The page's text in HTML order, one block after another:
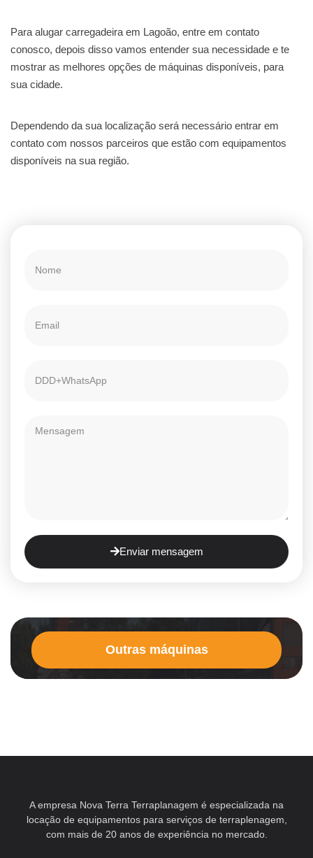
Para alugar carregadeira em Lagoão, entre em contato
conosco, depois disso vamos entender sua necessidade e te
mostrar as melhores opções de máquinas disponíveis, para
sua cidade.
Dependendo da sua localização será necessário entrar em
contato com nossos parceiros que estão com equipamentos
disponíveis na sua região.
Enviar mensagem
Outras máquinas
A empresa Nova Terra Terraplanagem é especializada na
locação de equipamentos para serviços de terraplenagem,
com mais de 20 anos de experiência no mercado.